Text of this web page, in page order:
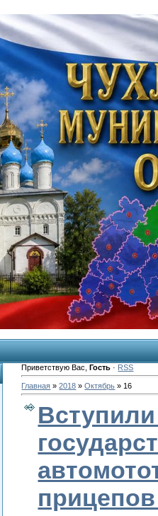
Приветствую Вас ,Гость · RSS
Главная »2018 » Октябрь » 16